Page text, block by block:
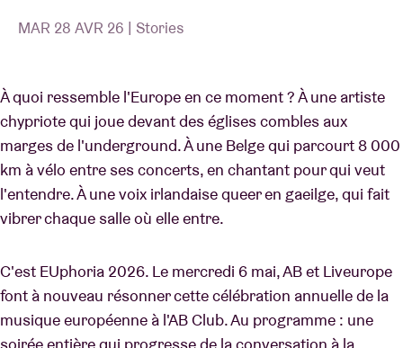
Chèque-concert
Contact
MAR 28 AVR 26 | Stories
À quoi ressemble l'Europe en ce moment ? À une artiste
chypriote qui joue devant des églises combles aux
marges de l'underground. À une Belge qui parcourt 8 000
km à vélo entre ses concerts, en chantant pour qui veut
l'entendre. À une voix irlandaise queer en gaeilge, qui fait
vibrer chaque salle où elle entre.
C'est EUphoria 2026. Le mercredi 6 mai, AB et Liveurope
font à nouveau résonner cette célébration annuelle de la
musique européenne à l'AB Club. Au programme : une